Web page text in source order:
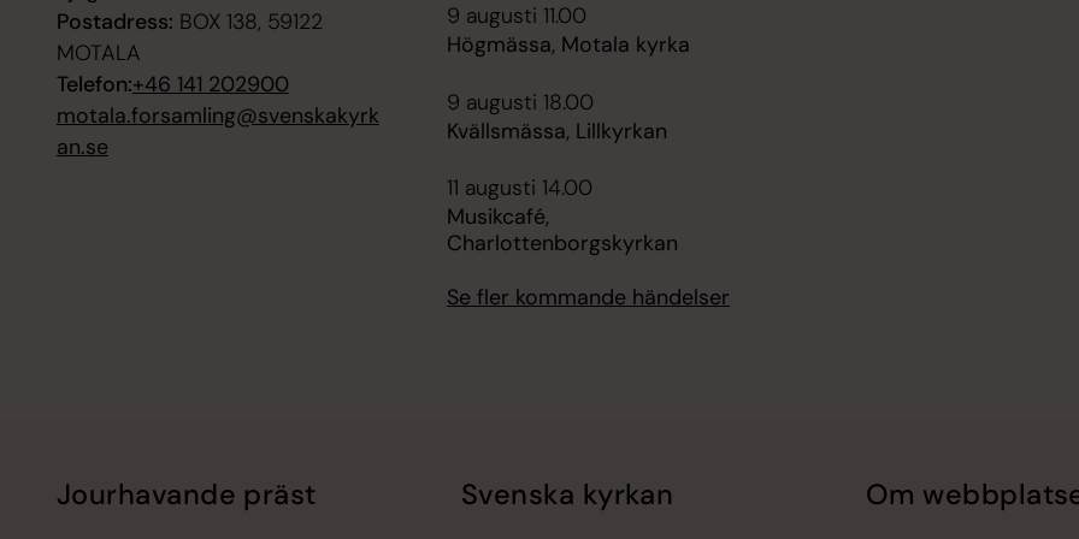
Postadress: BOX 138, 59122
MOTALA
Telefon:+46 141 202900
motala.forsamling@svenskakyrk
an.se
9 augusti 11.00
Högmässa, Motala kyrka
9 augusti 18.00
Kvällsmässa, Lillkyrkan
11 augusti 14.00
Musikcafé,
Charlottenborgskyrkan
Se fler kommande händelser
Jourhavande präst Svenska kyrkan Om